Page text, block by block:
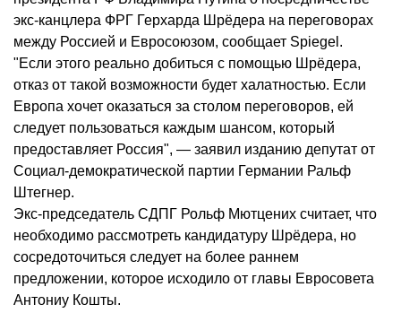
экс-канцлера ФРГ Герхарда Шрёдера на переговорах
между Россией и Евросоюзом, сообщает Spiegel.
"Если этого реально добиться с помощью Шрёдера,
отказ от такой возможности будет халатностью. Если
Европа хочет оказаться за столом переговоров, ей
следует пользоваться каждым шансом, который
предоставляет Россия", — заявил изданию депутат от
Социал-демократической партии Германии Ральф
Штегнер.
Экс-председатель СДПГ Рольф Мютцених считает, что
необходимо рассмотреть кандидатуру Шрёдера, но
сосредоточиться следует на более раннем
предложении, которое исходило от главы Евросовета
Антониу Кошты.